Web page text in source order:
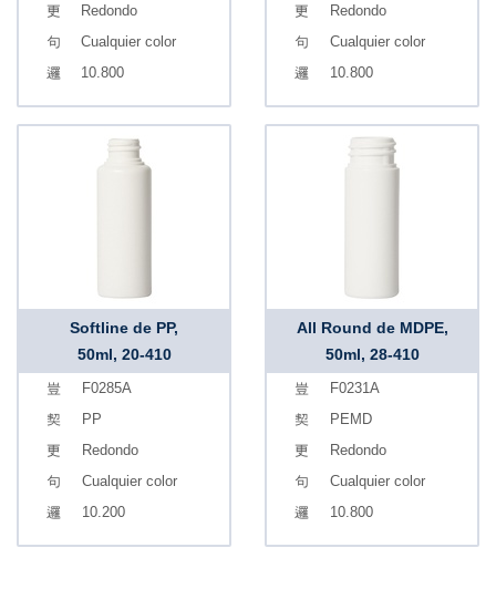
Redondo
Cualquier color
10.800
Redondo
Cualquier color
10.800
Softline de PP,
50ml, 20-410
F0285A
PP
Redondo
Cualquier color
10.200
All Round de MDPE,
50ml, 28-410
F0231A
PEMD
Redondo
Cualquier color
10.800